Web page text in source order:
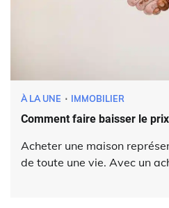
À LA UNE IMMOBILIER
Comment faire baisser le
Acheter une maison
de toute une vie. Avec un